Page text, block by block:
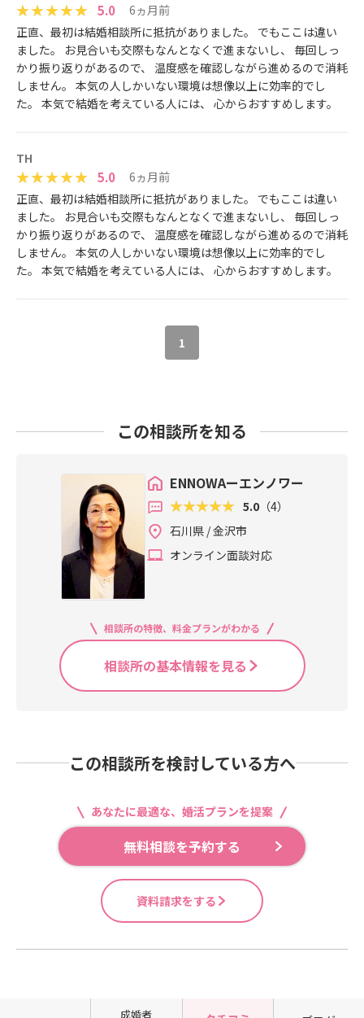
5.0
6ヵ月前
正直、最初は結婚相談所に抵抗がありました。 でもここは違い
ました。 お見合いも交際もなんとなくで進まないし、 毎回しっ
かり振り返りがあるので、 温度感を確認しながら進めるので消耗
しません。 本気の人しかいない環境は想像以上に効率的でし
た。 本気で結婚を考えている人には、 心からおすすめします。
TH
5.0
6ヵ月前
正直、最初は結婚相談所に抵抗がありました。 でもここは違い
ました。 お見合いも交際もなんとなくで進まないし、 毎回しっ
かり振り返りがあるので、 温度感を確認しながら進めるので消耗
しません。 本気の人しかいない環境は想像以上に効率的でし
た。 本気で結婚を考えている人には、 心からおすすめします。
1
この相談所を知る
ENNOWAーエンノワー
5.0（4）
石川県 / 金沢市
オンライン面談対応
相談所の特徴、料金プランがわかる
相談所の基本情報を見る
この相談所を検討している方へ
あなたに最適な、婚活プランを提案
無料相談を予約する
資料請求をする
成婚者